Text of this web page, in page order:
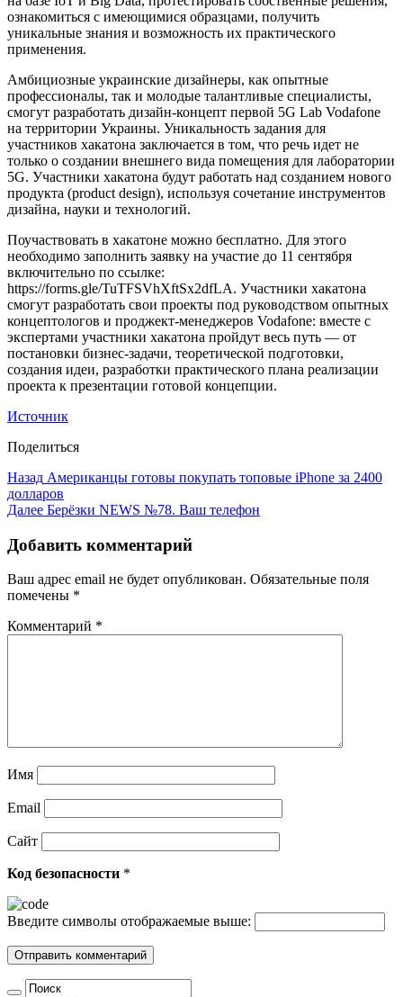
ознакомиться с имеющимися образцами, получить
уникальные знания и возможность их практического
применения.
Амбициозные украинские дизайнеры, как опытные
профессионалы, так и молодые талантливые специалисты,
смогут разработать дизайн-концепт первой 5G Lab Vodafone
на территории Украины. Уникальность задания для
участников хакатона заключается в том, что речь идет не
только о создании внешнего вида помещения для лаборатории
5G. Участники хакатона будут работать над созданием нового
продукта (product design), используя сочетание инструментов
дизайна, науки и технологий.
Поучаствовать в хакатоне можно бесплатно. Для этого
необходимо заполнить заявку на участие до 11 сентября
включительно по ссылке:
https://forms.gle/TuTFSVhXftSx2dfLA. Участники хакатона
смогут разработать свои проекты под руководством опытных
концептологов и проджект-менеджеров Vodafone: вместе с
экспертами участники хакатона пройдут весь путь — от
постановки бизнес-задачи, теоретической подготовки,
создания идеи, разработки практического плана реализации
проекта к презентации готовой концепции.
Источник
Поделиться
Назад Американцы готовы покупать топовые iPhone за 2400
долларов
Далее Берёзки NEWS №78. Ваш телефон
Добавить комментарий
Ваш адрес email не будет опубликован. Обязательные поля
помечены *
Комментарий *
Имя
Email
Сайт
Код безопасности *
Введите символы отображаемые выше: